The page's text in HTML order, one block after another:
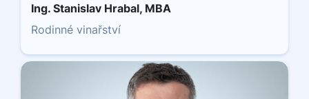
Ing. Stanislav Hrabal, MBA
Rodinné vinařství